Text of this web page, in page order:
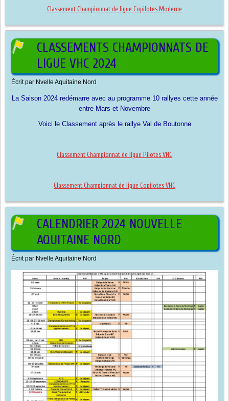
Classement Championnat de ligue Copilotes Moderne
CLASSEMENTS CHAMPIONNATS DE
LIGUE VHC 2024
Écrit par Nvelle Aquitaine Nord
La Saison 2024 redémarre avec au programme 10 rallyes cette année
entre Mars et Novembre
Voici le Classement après le rallye Val de Boutonne
Classement Championnat de ligue Pilotes VHC
Classement Championnat de ligue Copilotes VHC
CALENDRIER 2024 NOUVELLE
AQUITAINE NORD
Écrit par Nvelle Aquitaine Nord